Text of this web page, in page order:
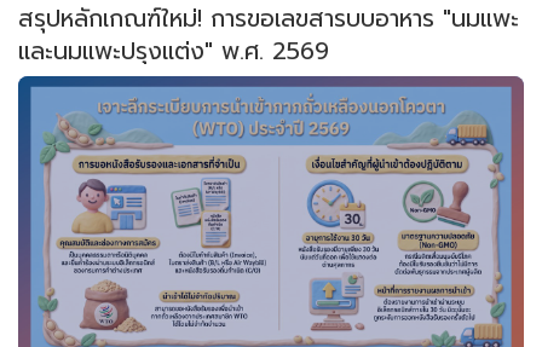
สรุปหลักเกณฑ์ใหม่! การขอเลขสารบบอาหาร "นมแพะ
และนมแพะปรุงแต่ง" พ.ศ. 2569